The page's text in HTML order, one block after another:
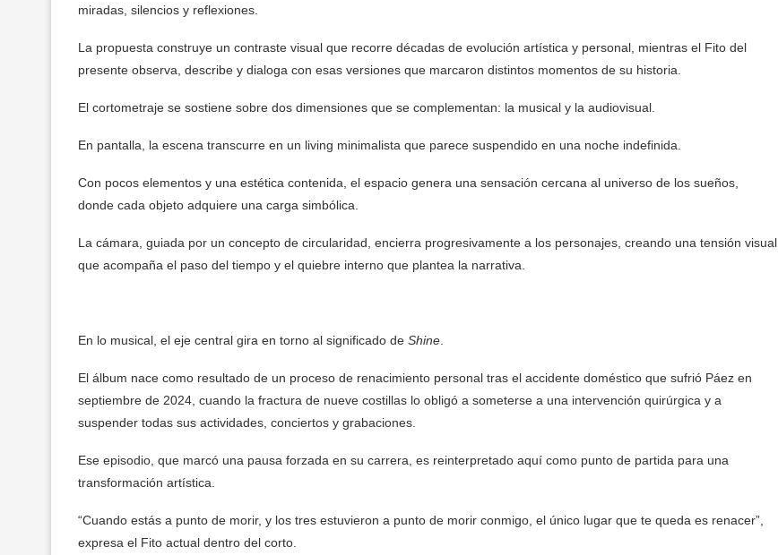
miradas, silencios y reflexiones.
La propuesta construye un contraste visual que recorre décadas de evolución artística y personal, mientras el Fito del
presente observa, describe y dialoga con esas versiones que marcaron distintos momentos de su historia.
El cortometraje se sostiene sobre dos dimensiones que se complementan: la musical y la audiovisual.
En pantalla, la escena transcurre en un living minimalista que parece suspendido en una noche indefinida.
Con pocos elementos y una estética contenida, el espacio genera una sensación cercana al universo de los sueños,
donde cada objeto adquiere una carga simbólica.
La cámara, guiada por un concepto de circularidad, encierra progresivamente a los personajes, creando una tensión visual
que acompaña el paso del tiempo y el quiebre interno que plantea la narrativa.
En lo musical, el eje central gira en torno al significado de Shine
El álbum nace como resultado de un proceso de renacimiento personal tras el accidente doméstico que sufrió Páez en
septiembre de 2024, cuando la fractura de nueve costillas lo obligó a someterse a una intervención quirúrgica y a
suspender todas sus actividades, conciertos y grabaciones.
Ese episodio, que marcó una pausa forzada en su carrera, es reinterpretado aquí como punto de partida para una
transformación artística.
“Cuando estás a punto de morir, y los tres estuvieron a punto de morir conmigo, el único lugar que te queda es renacer”,
expresa el Fito actual dentro del corto.